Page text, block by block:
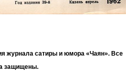
журнала сатиры и юмора «Чаян». Все
защищены.